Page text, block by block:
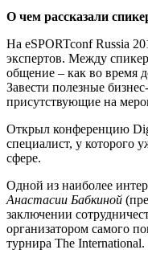
О чем рассказали
На eSPORTconf Russia
экспертов. Между
общение – как во время
Завести полезные
присутствующие на
Открыл конференцию
специалист, у которого
сфере.
Одной из наиболее
Анастасии Бабкиной
заключении
организатором самого
турнира The International.